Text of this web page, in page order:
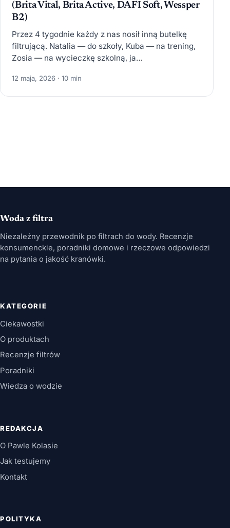
(Brita Vital, Brita Active, DAFI Soft, Wessper
B2)
Przez 4 tygodnie każdy z nas nosił inną butelkę
filtrującą. Natalia — do szkoły, Kuba — na trening,
Zosia — na wycieczkę szkolną, ja…
12 maja, 2026 · 10 min
Woda z filtra
Niezależny przewodnik po filtrach do wody. Recenzje
konsumenckie, poradniki domowe i rzeczowe odpowiedzi
na pytania o jakość kranówki.
KATEGORIE
Ciekawostki
O produktach
Recenzje filtrów
Poradniki
Wiedza o wodzie
REDAKCJA
O Pawle Kolasie
Jak testujemy
Kontakt
POLITYKA